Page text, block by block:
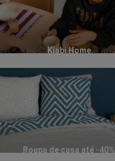
Kiabi Home
Roupa de casa até -40%